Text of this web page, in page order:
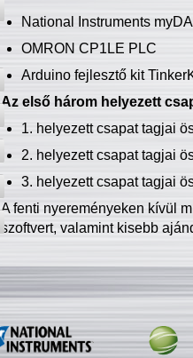
National Instruments
OMRON CP1LE PLC
Arduino fejlesztő kit
Az első három helyezett
1. helyezett csapat tagjai
2. helyezett csapat tagjai
3. helyezett csapat tagjai
A fenti nyereményeken kívül
szoftvert, valamint kisebb